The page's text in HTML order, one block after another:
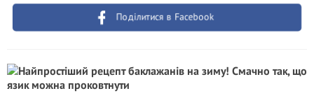
Поділитися в Facebook